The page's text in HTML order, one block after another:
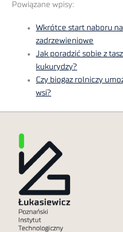
Powiązane wpisy:
Wkrótce start naboru
zadrzewieniowe
Jak poradzić sobie z
kukurydzy?
Czy biogaz rolniczy
wsi?